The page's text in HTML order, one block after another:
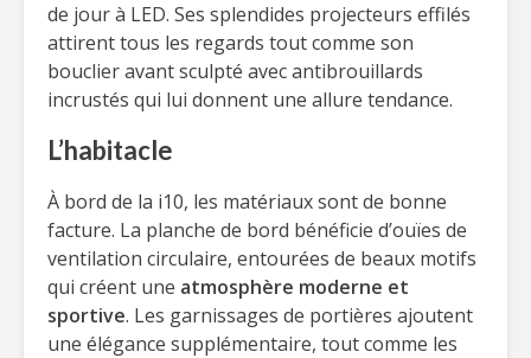
de jour à LED. Ses splendides projecteurs effilés
attirent tous les regards tout comme son
bouclier avant sculpté avec antibrouillards
incrustés qui lui donnent une allure tendance.
L’habitacle
À bord de la i10, les matériaux sont de bonne
facture. La planche de bord bénéficie d’ouïes de
ventilation circulaire, entourées de beaux motifs
qui créent une atmosphère moderne et
sportive. Les garnissages de portières ajoutent
une élégance supplémentaire, tout comme les